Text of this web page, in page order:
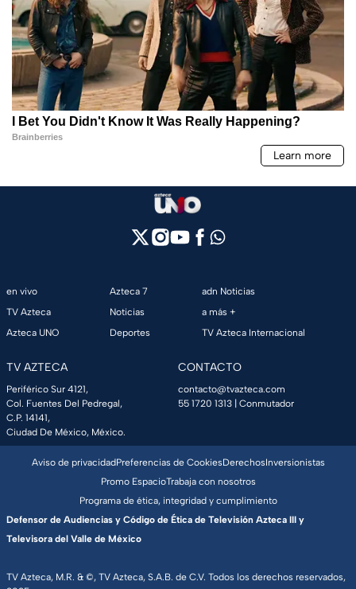
en vivo
TV Azteca
Azteca UNO
Azteca 7
Noticias
Deportes
adn Noticias
a más +
TV Azteca Internacional
TV AZTECA
Periférico Sur 4121,
Col. Fuentes Del Pedregal,
C.P. 14141,
Ciudad De México, México.
CONTACTO
contacto@tvazteca.com
55 1720 1313 | Conmutador
TV Azteca, M.R. & ©, TV Azteca, S.A.B. de C.V. Todos los derechos reservados,
Aviso de privacidadPreferencias de CookiesDerechosInversionistas
Promo EspacioTrabaja con nosotros
Programa de ética, integridad y cumplimiento
Defensor de Audiencias y Código de Ética de Televisión Azteca III y
Televisora del Valle de México